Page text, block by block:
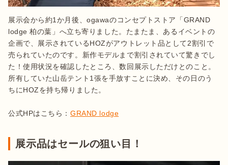
展示会から約1か月後、ogawaのコンセプトストア「GRAND
lodge 柏の葉」へ立ち寄りました。たまたま、あるイベントの
企画で、展示されているHOZがアウトレット品として2割引で
売られていたのです。新作モデルまで割引されていて驚きでし
た！使用状況を確認したところ、数回展示しただけとのこと。
所有していた山岳テント1張を手放すことに決め、その日のう
ちにHOZを持ち帰りました。
公式HPはこちら：GRAND lodge
展示品はセールの狙い目！